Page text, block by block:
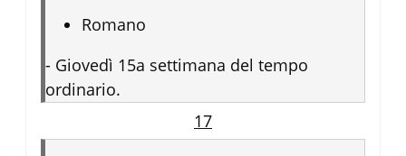
Romano
- Giovedì 15a settimana del tempo
ordinario.
17